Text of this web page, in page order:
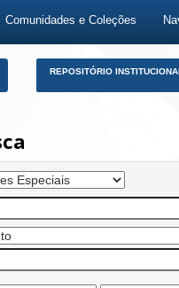
Comunidades e Coleções
REPOSITÓRIO